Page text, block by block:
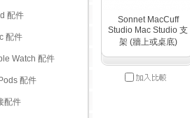
配件
配件
Watch 配件
配件
配件
Sonnet MacCuff
Studio Mac Studio 支
架 (牆上或桌底)